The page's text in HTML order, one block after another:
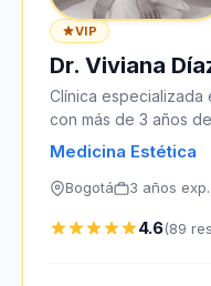
VIP
Dr. Viviana
Clínica especializada
con más de 3 años
Medicina Estética
Bogotá 3 años exp.
4.6(89